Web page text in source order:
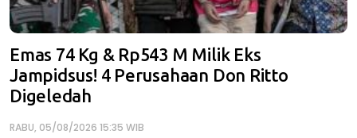
Emas 74 Kg & Rp543 M Milik Eks
Jampidsus! 4 Perusahaan Don Ritto
Digeledah
RABU, 05/08/2026 15:35 WIB